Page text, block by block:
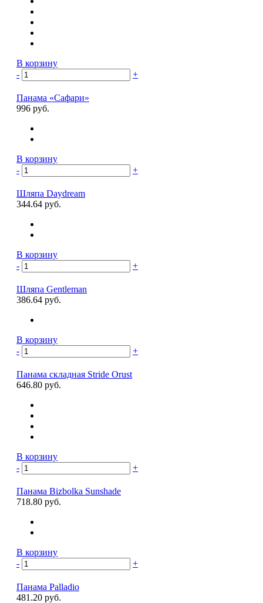
В корзину
-
+
Панама «Сафари»
996 руб.
В корзину
-
+
Шляпа Daydream
344.64 руб.
В корзину
-
+
Шляпа Gentleman
386.64 руб.
В корзину
-
+
Панама складная Stride Orust
646.80 руб.
В корзину
-
+
Панама Bizbolka Sunshade
718.80 руб.
В корзину
-
+
Панама Palladio
481.20 руб.